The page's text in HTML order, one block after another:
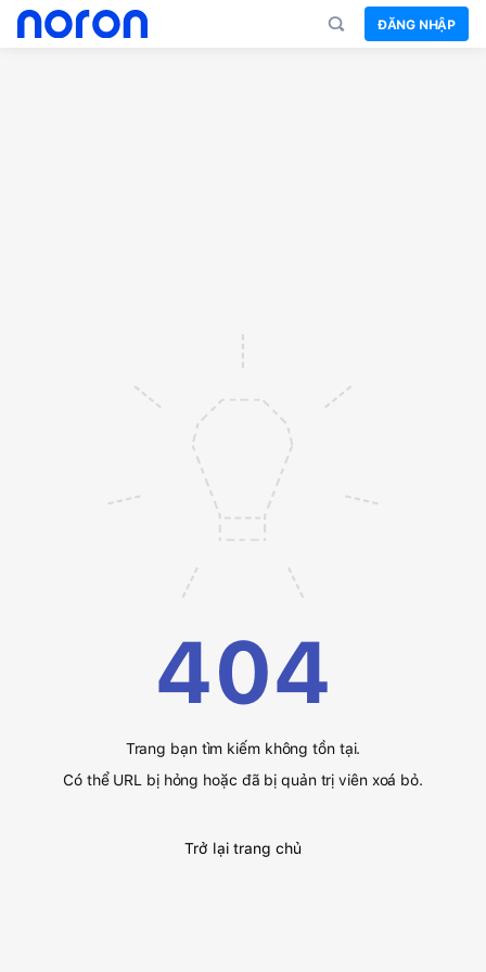
ĐĂNG NHẬP
404
Trang bạn tìm kiếm không tồn tại.
Có thể URL bị hỏng hoặc đã bị quản trị viên xoá bỏ.
Trở lại trang chủ